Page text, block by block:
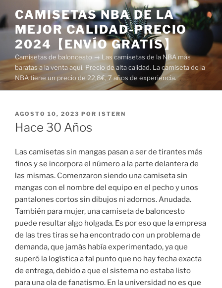
al
contenido
CAMISETAS NBA DE LA
MEJOR CALIDAD-PRECIO
2024【ENVÍO GRATIS】
Camisetas de baloncesto → Las camisetas de la NBA más
baratas a la venta aquí. Precio de alta calidad. La camiseta de la
NBA tiene un precio de 22,8€, 7 años de experiencia.
PUBLICADO
EL
AGOSTO 10, 2023 POR ISTERN
Hace 30 Años
Las camisetas sin mangas pasan a ser de tirantes más
finos y se incorpora el número a la parte delantera de
las mismas. Comenzaron siendo una camiseta sin
mangas con el nombre del equipo en el pecho y unos
pantalones cortos sin dibujos ni adornos. Anudada.
También para mujer, una camiseta de baloncesto
puede resultar algo holgada. Es por eso que la empresa
de las tres tiras se ha encontrado con un problema de
demanda, que jamás había experimentado, ya que
superó la logística a tal punto que no hay fecha exacta
de entrega, debido a que el sistema no estaba listo
para una ola de fanatismo. En la universidad no es que